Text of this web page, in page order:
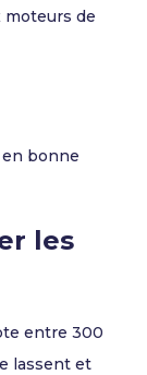
moteurs de
bonne
les
entre 300
lassent et